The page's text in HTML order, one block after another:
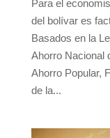
Para el
del bolívar es
Basados en la
Ahorro Nacional
Ahorro Popular,
de la...